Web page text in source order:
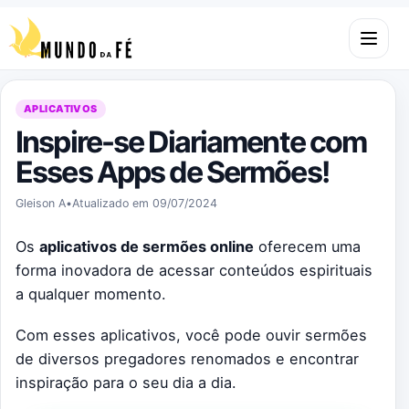
Pular para o conteúdo
Abrir
APLICATIVOS
Inspire-se Diariamente com
Esses Apps de Sermões!
Gleison A•Atualizado em 09/07/2024
Os aplicativos de sermões online oferecem uma
forma inovadora de acessar conteúdos espirituais
a qualquer momento.
Com esses aplicativos, você pode ouvir sermões
de diversos pregadores renomados e encontrar
inspiração para o seu dia a dia.